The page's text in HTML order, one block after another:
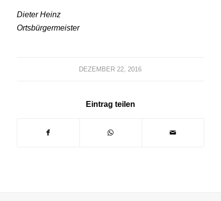
Dieter Heinz
Ortsbürgermeister
DEZEMBER 22, 2016
Eintrag teilen